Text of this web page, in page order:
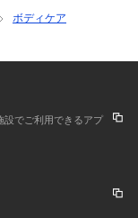
ボディケア
設でご利用できるアプ